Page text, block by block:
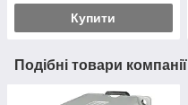
Купити
Подібні товари компанії